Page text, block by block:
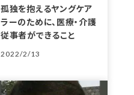
孤独を抱えるヤングケア
ラーのために、医療・介護
従事者ができること
2022/2/13